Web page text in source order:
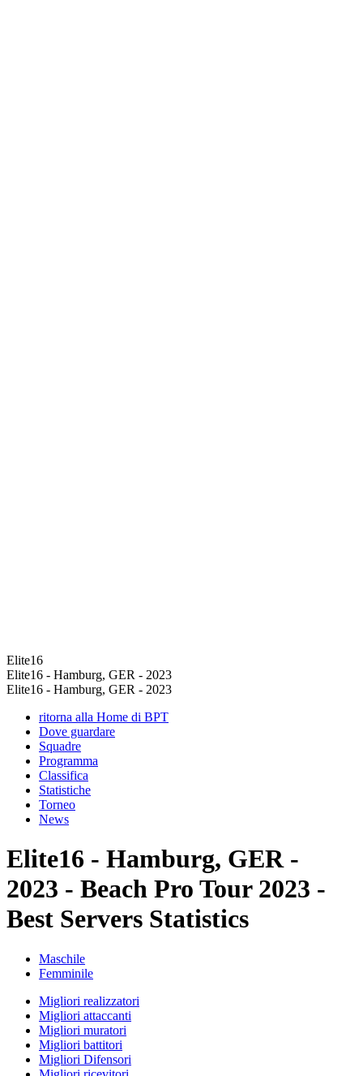
Elite16
Elite16 - Hamburg, GER - 2023
Elite16 - Hamburg, GER - 2023
ritorna alla Home di BPT
Dove guardare
Squadre
Programma
Classifica
Statistiche
Torneo
News
Elite16 - Hamburg, GER -
2023 - Beach Pro Tour 2023 -
Best Servers Statistics
Maschile
Femminile
Migliori realizzatori
Migliori attaccanti
Migliori muratori
Migliori battitori
Migliori Difensori